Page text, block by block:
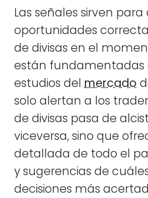
Las señales sirven
oportunidades
de divisas en el
están fundamentadas
estudios del mercado
solo alertan a los
de divisas pasa de
viceversa, sino que
detallada de todo el
y sugerencias de
decisiones más